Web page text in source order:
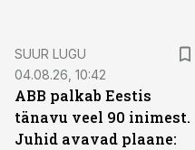
SUUR LUGU
04.08.26, 10:42
ABB palkab Eestis
tänavu veel 90 inimest.
Juhid avavad plaane: